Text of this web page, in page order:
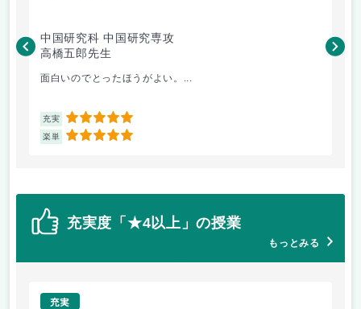
中国研究科 中国研究専攻
高橋五郎先生
面白いのでとったほうがよい。...
充実 5
楽単 5
木
充実度「★4以上」の授業
もっとみる
充実